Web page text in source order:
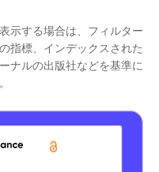
示する場合は、フィルター
指標、インデックスされた
ナルの出版社などを基準に